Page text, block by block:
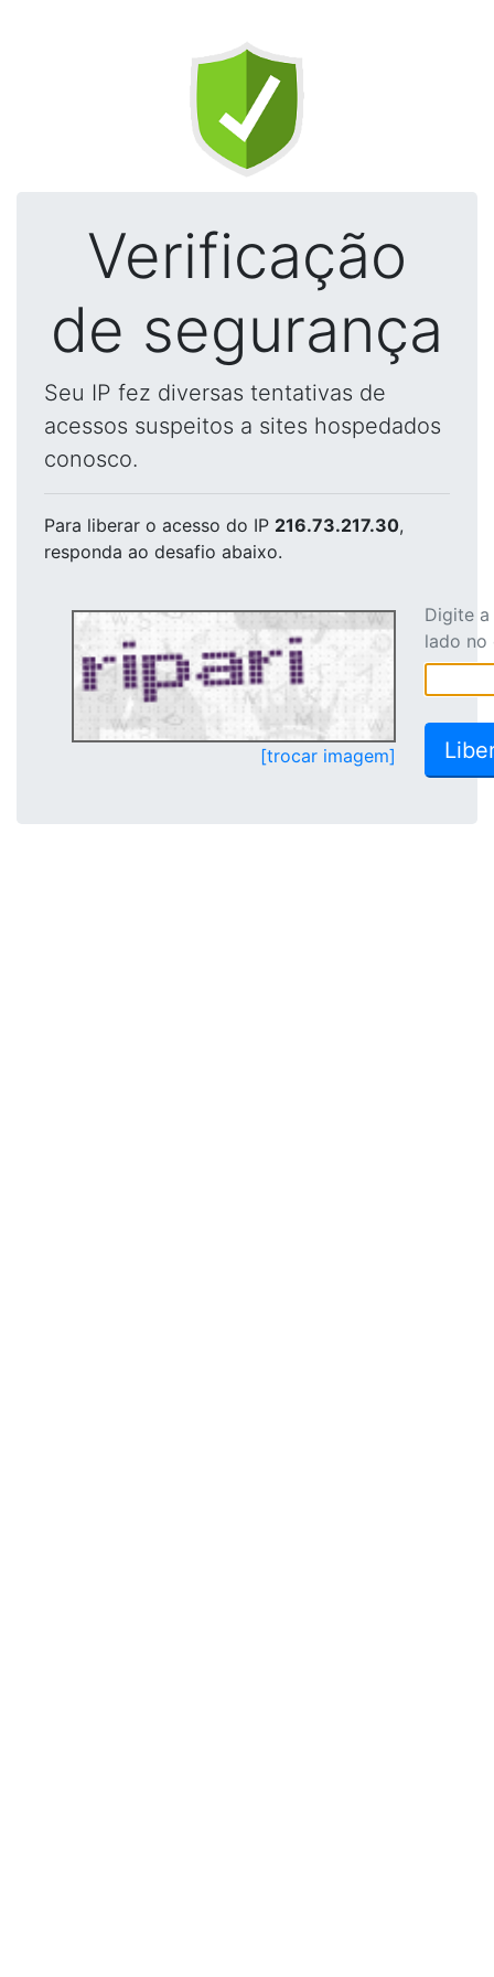
Verificação
de segurança
Seu IP fez diversas tentativas de
acessos suspeitos a sites hospedados
conosco.
Para liberar o acesso do IP 216.73.217.30,
responda ao desafio abaixo.
[trocar imagem]
Digite
lado no